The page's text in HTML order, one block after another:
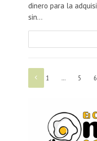
dinero para la
sin...
1 … 5 6